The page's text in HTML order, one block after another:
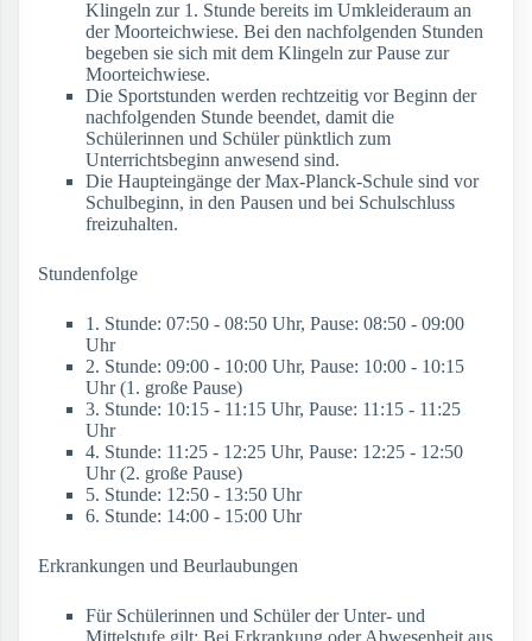
Klingeln zur 1. Stunde bereits im Umkleideraum an
der Moorteichwiese. Bei den nachfolgenden Stunden
begeben sie sich mit dem Klingeln zur Pause zur
Moorteichwiese.
Die Sportstunden werden rechtzeitig vor Beginn der
nachfolgenden Stunde beendet, damit die
Schülerinnen und Schüler pünktlich zum
Unterrichtsbeginn anwesend sind.
Die Haupteingänge der Max-Planck-Schule sind vor
Schulbeginn, in den Pausen und bei Schulschluss
freizuhalten.
Stundenfolge
1. Stunde: 07:50 - 08:50 Uhr, Pause: 08:50 - 09:00
Uhr
2. Stunde: 09:00 - 10:00 Uhr, Pause: 10:00 - 10:15
Uhr (1. große Pause)
3. Stunde: 10:15 - 11:15 Uhr, Pause: 11:15 - 11:25
Uhr
4. Stunde: 11:25 - 12:25 Uhr, Pause: 12:25 - 12:50
Uhr (2. große Pause)
5. Stunde: 12:50 - 13:50 Uhr
6. Stunde: 14:00 - 15:00 Uhr
Erkrankungen und Beurlaubungen
Für Schülerinnen und Schüler der Unter- und
Mittelstufe gilt: Bei Erkrankung oder Abwesenheit aus